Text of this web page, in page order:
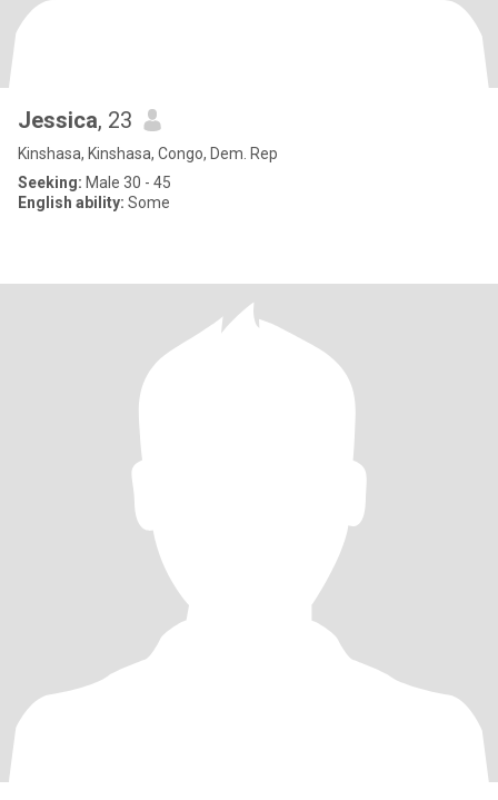
Jessica, 23
Kinshasa, Kinshasa, Congo, Dem. Rep
Seeking: Male 30 - 45
English ability: Some